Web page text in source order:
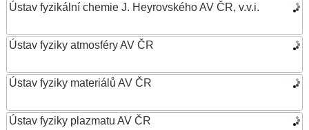
Ústav fyzikální chemie J. Heyrovského AV ČR, v.v.i.
Ústav fyziky atmosféry AV ČR
Ústav fyziky materiálů AV ČR
Ústav fyziky plazmatu AV ČR